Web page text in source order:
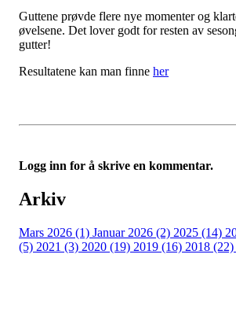
Guttene prøvde flere nye momenter og
øvelsene. Det lover godt for resten av
gutter!
Resultatene kan man finne her
Logg inn for å skrive en kommentar.
Arkiv
Mars 2026 (1) Januar 2026 (2) 2025 (14)
(5) 2021 (3) 2020 (19) 2019 (16) 2018 (22)